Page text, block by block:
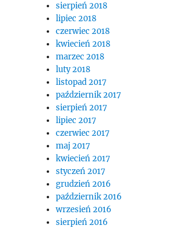
sierpień 2018
lipiec 2018
czerwiec 2018
kwiecień 2018
marzec 2018
luty 2018
listopad 2017
październik 2017
sierpień 2017
lipiec 2017
czerwiec 2017
maj 2017
kwiecień 2017
styczeń 2017
grudzień 2016
październik 2016
wrzesień 2016
sierpień 2016